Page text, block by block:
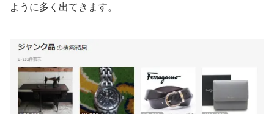
ように多く出てきます。